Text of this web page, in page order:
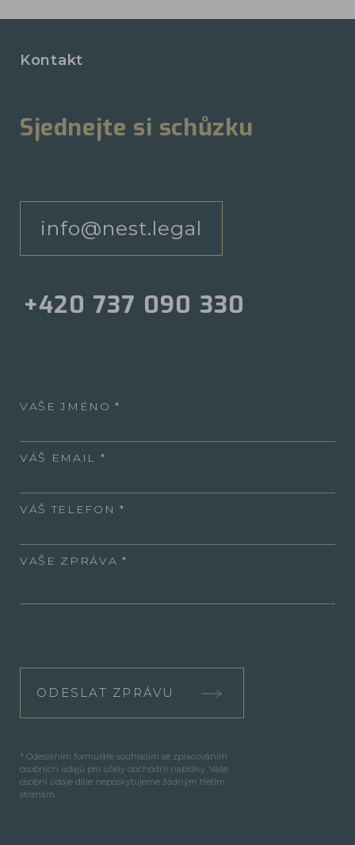
Kontakt
Sjednejte si schůzku
info@nest.legal
+420 737 090 330
VAŠE JMÉNO
VÁŠ EMAIL
VÁŠ TELEFON
VAŠE ZPRÁVA
ODESLAT ZPRÁVU
* Odesláním formuláře souhlasím se zpracováním
osobních údajů pro účely obchodní nabídky. Vaše
osobní údaje dále neposkytujeme žádným třetím
stranám.